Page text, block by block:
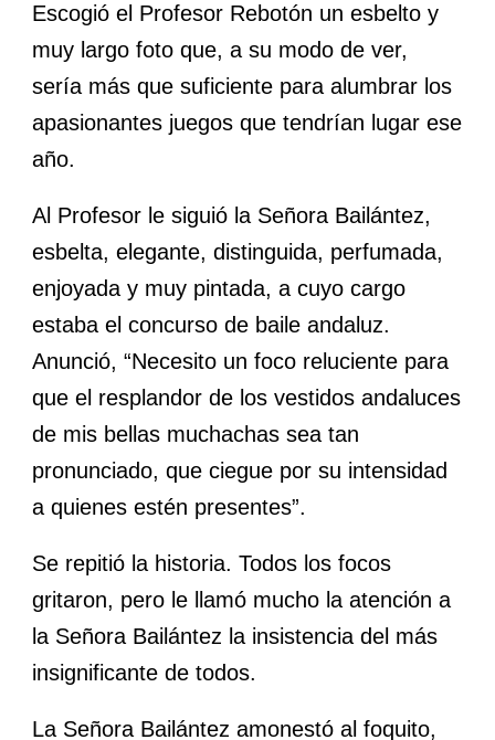
Escogió el Profesor Rebotón un esbelto y
muy largo foto que, a su modo de ver,
sería más que suficiente para alumbrar los
apasionantes juegos que tendrían lugar ese
año.
Al Profesor le siguió la Señora Bailántez,
esbelta, elegante, distinguida, perfumada,
enjoyada y muy pintada, a cuyo cargo
estaba el concurso de baile andaluz.
Anunció, “Necesito un foco reluciente para
que el resplandor de los vestidos andaluces
de mis bellas muchachas sea tan
pronunciado, que ciegue por su intensidad
a quienes estén presentes”.
Se repitió la historia. Todos los focos
gritaron, pero le llamó mucho la atención a
la Señora Bailántez la insistencia del más
insignificante de todos.
La Señora Bailántez amonestó al foquito,